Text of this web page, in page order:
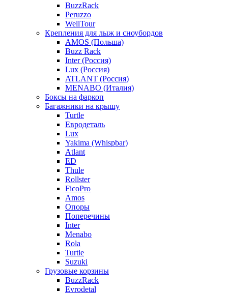
BuzzRack
Peruzzo
WellTour
Крепления для лыж и сноубордов
AMOS (Польша)
Buzz Rack
Inter (Россия)
Lux (Россия)
ATLANT (Россия)
MENABO (Италия)
Боксы на фаркоп
Багажники на крышу
Turtle
Евродеталь
Lux
Yakima (Whispbar)
Atlant
ED
Thule
Rollster
FicoPro
Amos
Опоры
Поперечины
Inter
Menabo
Rola
Turtle
Suzuki
Грузовые корзины
BuzzRack
Evrodetal